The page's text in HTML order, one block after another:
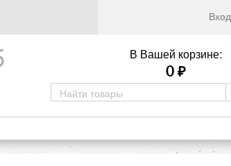
Вход
В Вашей корзине:
0 ₽